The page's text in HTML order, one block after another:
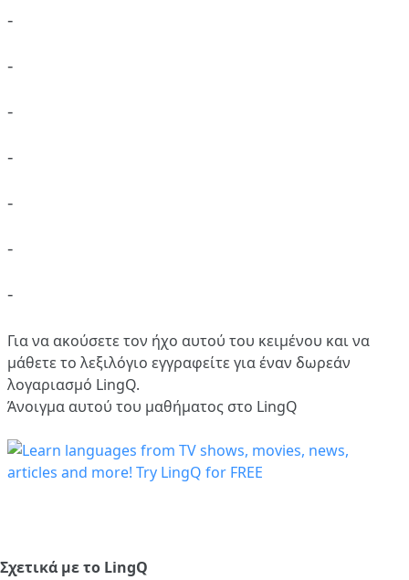
-
-
-
-
-
-
-
Για να ακούσετε τον ήχο αυτού του κειμένου και να
μάθετε το λεξιλόγιο εγγραφείτε για έναν δωρεάν
λογαριασμό LingQ.
Άνοιγμα αυτού του μαθήματος στο LingQ
Σχετικά με το LingQ